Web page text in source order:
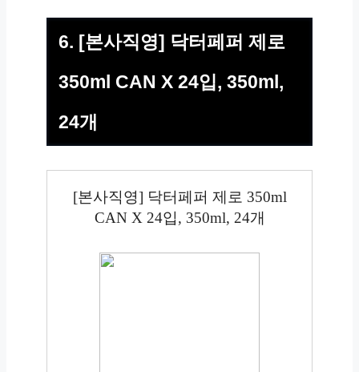
6. [본사직영] 닥터페퍼 제로
350ml CAN X 24입, 350ml,
24개
[본사직영] 닥터페퍼 제로 350ml
CAN X 24입, 350ml, 24개